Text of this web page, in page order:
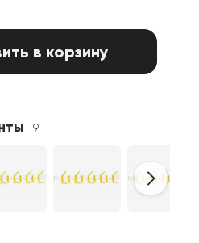
в корзину
9